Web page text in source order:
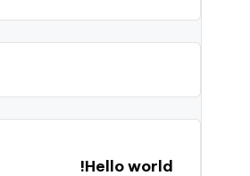
Hello world!